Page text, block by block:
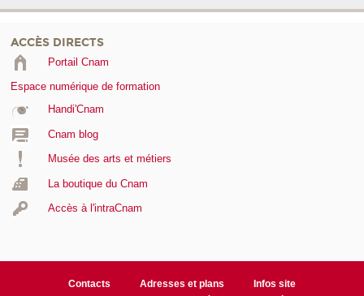
ACCÈS DIRECTS
Portail Cnam
Espace numérique de formation
Handi'Cnam
Cnam blog
Musée des arts et métiers
La boutique du Cnam
Accès à l'intraCnam
Contacts Adresses et plans
Infos site